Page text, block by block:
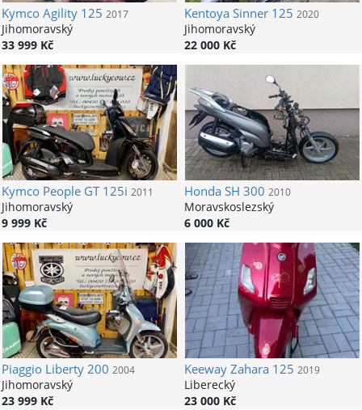
KymcoAgility 125 2017
Jihomoravský
33 999 Kč
KentoyaSinner 125 2020
Jihomoravský
22 000 Kč
KymcoPeople GT 125i 2011
Jihomoravský
9 999 Kč
HondaSH 300 2010
Moravskoslezský
6 000 Kč
PiaggioLiberty 200 2004
Jihomoravský
23 999 Kč
KeewayZahara 125 2019
Liberecký
23 000 Kč